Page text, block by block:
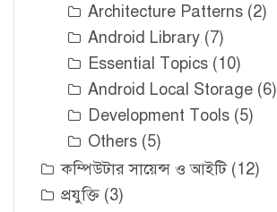
Architecture Patterns (2)
Android Library (7)
Essential Topics (10)
Android Local Storage (6)
Development Tools (5)
Others (5)
কম্পিউটার সায়েন্স ও আইটি(12)
প্রযুক্তি (3)